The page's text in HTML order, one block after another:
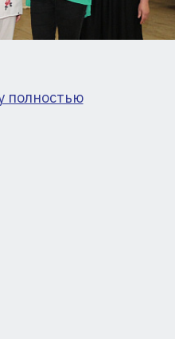
полностью